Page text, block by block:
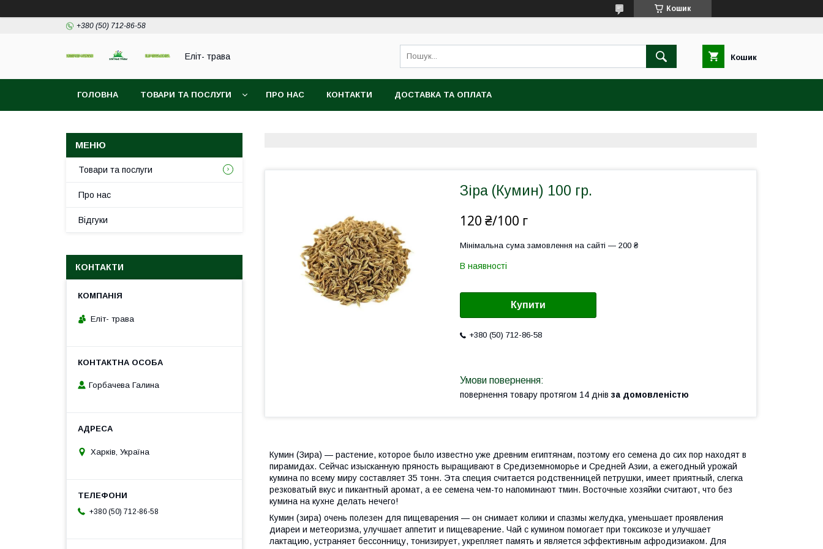
Кошик
+380 (50) 712-86-58
Еліт- трава Кошик
ГОЛОВНА ТОВАРИ ТА ПОСЛУГИ ПРО НАС КОНТАКТИ ДОСТАВКА ТА ОПЛАТА
Зіра (Кумин) 100 гр.
120 ₴/100 г
Мінімальна сума замовлення на сайті — 200 ₴
В наявності
Купити
+380 (50) 712-86-58
повернення товару протягом 14 днів за домовленістю
Кумин (Зира) — растение, которое было известно уже древним египтянам, поэтому его семена до сих пор находят в
пирамидах. Сейчас изысканную пряность выращивают в Средиземноморье и Средней Азии, а ежегодный урожай
кумина по всему миру составляет 35 тонн. Эта специя считается родственницей петрушки, имеет приятный, слегка
резковатый вкус и пикантный аромат, а ее семена чем-то напоминают тмин. Восточные хозяйки считают, что без
кумина на кухне делать нечего!
Кумин (зира) очень полезен для пищеварения — он снимает колики и спазмы желудка, уменьшает проявления
диареи и метеоризма, улучшает аппетит и пищеварение. Чай с кумином помогает при токсикозе и улучшает
лактацию, устраняет бессонницу, тонизирует, укрепляет память и является эффективным афродизиаком. Для
Товари та послуги
Про нас
Відгуки
КОНТАКТИ
Еліт- трава
Горбачева Галина
Харків, Україна
+380 (50) 712-86-58